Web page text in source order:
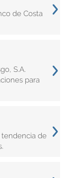
de Costa
S.A.
para
tendencia de